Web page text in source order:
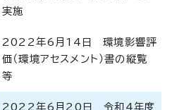
実施
2022年6月14日 環境影響評
価（環境アセスメント）書の縦覧
等
2022年6月20日 令和4年度